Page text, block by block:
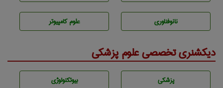
نانوفناوری علوم کامپیوتر
دیکشنری تخصصی علوم پزشکی
پزشكی بيوتكنولوژی